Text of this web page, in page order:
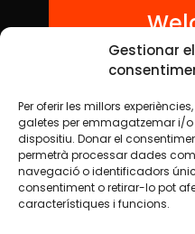
Gestionar el
Per oferir les millors
galetes per emmagatzemar i/
dispositiu. Donar el
permetrà processar dades
navegació o identificadors
consentiment o retirar-lo pot
característiques i funcions.
Social Media
TW YTB IG FB
Legal NoticeCookie